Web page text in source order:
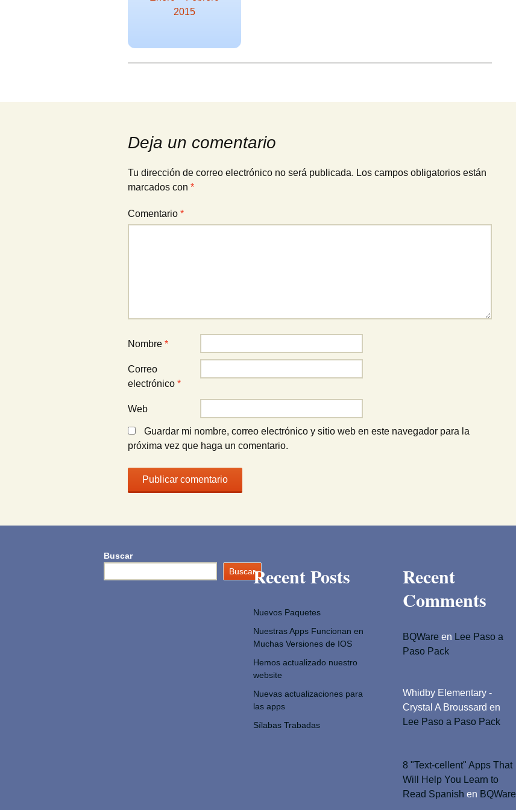
2015
Deja un comentario
Tu dirección de correo electrónico no será publicada. Los campos obligatorios están
marcados con *
Comentario *
Nombre *
Correo
electrónico *
Web
Guardar mi nombre, correo electrónico y sitio web en este navegador para la
próxima vez que haga un comentario.
Buscar
BuscarRecent Posts
Nuevos Paquetes
Nuestras Apps Funcionan en
Muchas Versiones de IOS
Hemos actualizado nuestro
website
Nuevas actualizaciones para
las apps
Sílabas Trabadas
Recent
Comments
BQWare en Lee Paso a
Paso Pack
Whidby Elementary -
Crystal A Broussard en
Lee Paso a Paso Pack
8 "Text-cellent" Apps That
Will Help You Learn to
Read Spanish en BQWare